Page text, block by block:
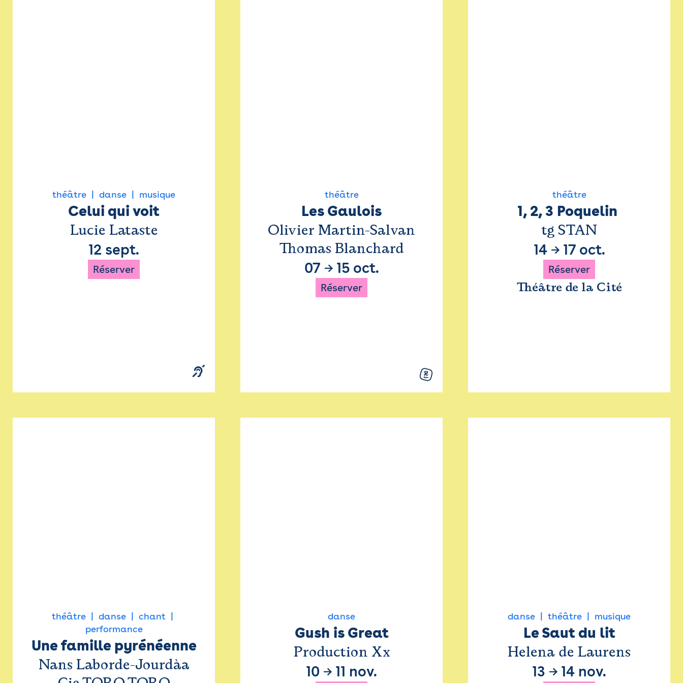
théâtre danse musique
Celui qui voit
Lucie Lataste
12 sept.
Réserver
théâtre
Les Gaulois
Olivier Martin-Salvan
Thomas Blanchard
07 → 15 oct.
Réserver
théâtre
1, 2, 3 Poquelin
tg STAN
14→ 17 oct.
Réserver
Théâtre de la Cité
théâtre danse
chant
performance
Une famille pyrénéenne
Nans Laborde-Jourdàa
danse
Gush is Great
Production Xx
10 → 11 nov.
danse théâtre musique
Le Saut du lit
Helena de Laurens
13 → 14 nov.